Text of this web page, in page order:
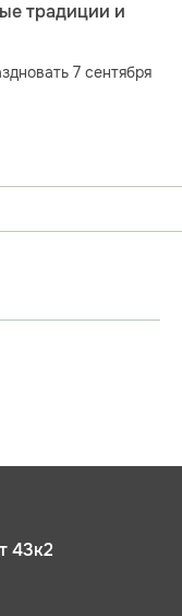
традиции и
7 сентября
43к2